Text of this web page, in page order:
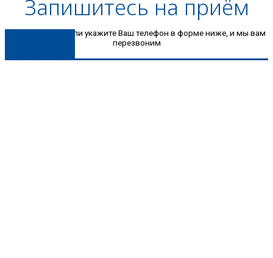
Запишитесь на приём
Позвоните нам или укажите Ваш телефон в форме ниже, и мы вам
перезвоним